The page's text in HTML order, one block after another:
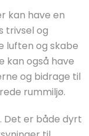
kan have en
trivsel og
luften og skabe
kan også have
og bidrage til
rummiljø.
Det er både dyrt